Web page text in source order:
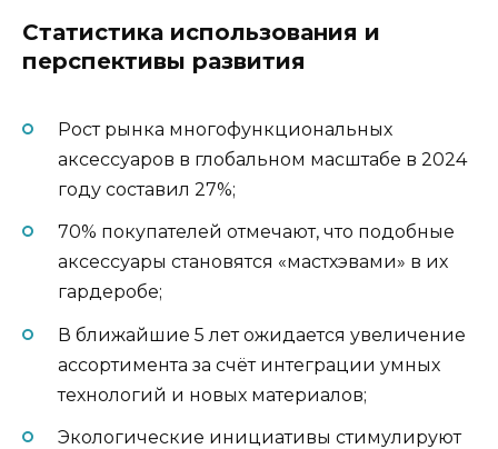
Статистика использования и
перспективы развития
Рост рынка многофункциональных
аксессуаров в глобальном масштабе в 2024
году составил 27%;
70% покупателей отмечают, что подобные
аксессуары становятся «мастхэвами» в их
гардеробе;
В ближайшие 5 лет ожидается увеличение
ассортимента за счёт интеграции умных
технологий и новых материалов;
Экологические инициативы стимулируют